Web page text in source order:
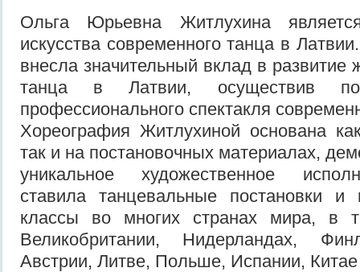
Ольга Юрьевна Житлухина
искусства современного танца в
внесла значительный вклад в развитие
танца в Латвии, осуществив
профессионального спектакля
Хореография Житлухиной основана
так и на постановочных материалах,
уникальное художественное
ставила танцевальные постановки и
классы во многих странах мира,
Великобритании, Нидерландах,
Австрии, Литве, Польше, Испании,